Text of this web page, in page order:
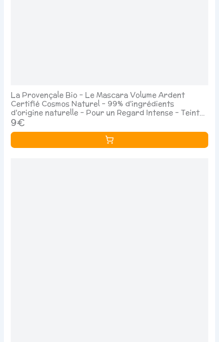
La Provençale Bio - Le Mascara Volume Ardent
Certifié Cosmos Naturel - 99% d'ingrédients
d'origine naturelle - Pour un Regard Intense - Teinte :
Noir Naturel
9€